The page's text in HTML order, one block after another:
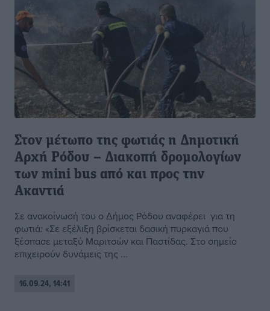
Στον μέτωπο της φωτιάς η Δημοτική
Αρχή Ρόδου – Διακοπή δρομολογίων
των mini bus από και προς την
Ακαντιά
Σε ανακοίνωσή του ο Δήμος Ρόδου αναφέρει για τη
φωτιά: «Σε εξέλιξη βρίσκεται δασική πυρκαγιά που
ξέσπασε μεταξύ Μαριτσών και Παστίδας. Στο σημείο
επιχειρούν δυνάμεις της ...
16.09.24, 14:41